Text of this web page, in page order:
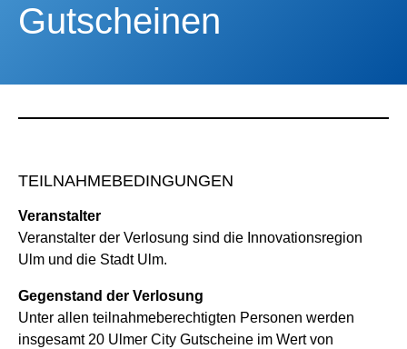
Gutscheinen
TEILNAHMEBEDINGUNGEN
Veranstalter
Veranstalter der Verlosung sind die Innovationsregion
Ulm und die Stadt Ulm.
Gegenstand der Verlosung
Unter allen teilnahmeberechtigten Personen werden
insgesamt 20 Ulmer City Gutscheine im Wert von